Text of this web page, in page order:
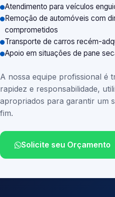
Atendimento para veículos
Remoção de automóveis com
comprometidos
Transporte de carros recém-
Apoio em situações de pane
A nossa equipe profissional é
rapidez e responsabilidade,
apropriados para garantir um
fim.
Solicite seu Orçamento